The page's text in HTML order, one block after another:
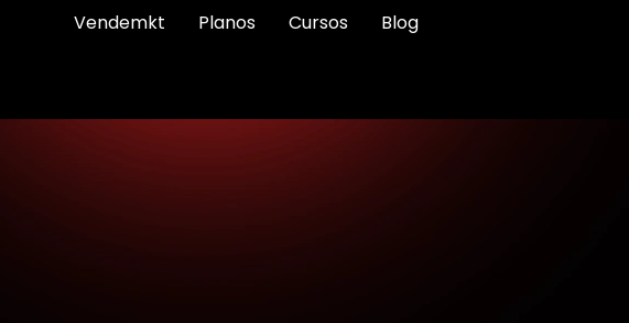
Vendemkt Planos Cursos Blog